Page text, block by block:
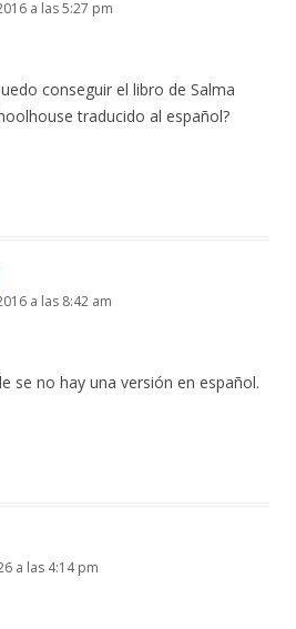
a las 5:27 pm
conseguir el libro de Salma
traducido al español?
a las 8:42 am
se no hay una versión en español.
a las 4:14 pm